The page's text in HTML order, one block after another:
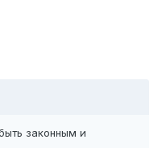
законным и